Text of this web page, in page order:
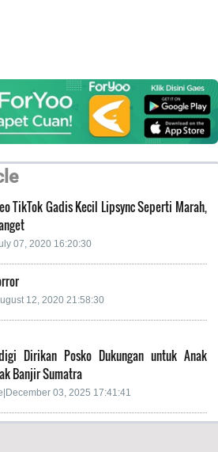
TikTok Gadis Kecil Lipsync Seperti Marah,
07, 2020 16:20:30
12, 2020 21:58:30
Dirikan Posko Dukungan untuk Anak
Banjir Sumatra
03, 2025 17:41:41